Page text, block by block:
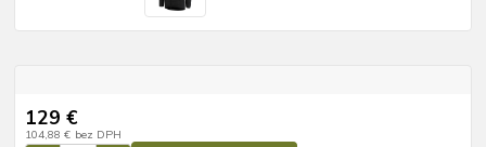
129 €
104,88 € bez DPH